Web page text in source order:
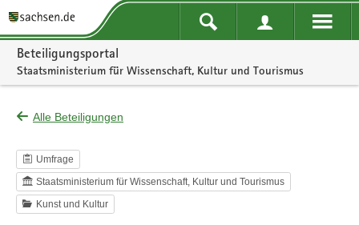
Portalnavigation
Beteiligungsportal
Staatsministerium für Wissenschaft, Kultur und Tourismus
Alle Beteiligungen
Umfrage
Staatsministerium für Wissenschaft, Kultur und Tourismus
Kunst und Kultur